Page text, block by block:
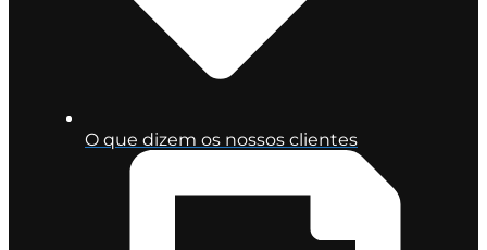
O que dizem os nossos clientes